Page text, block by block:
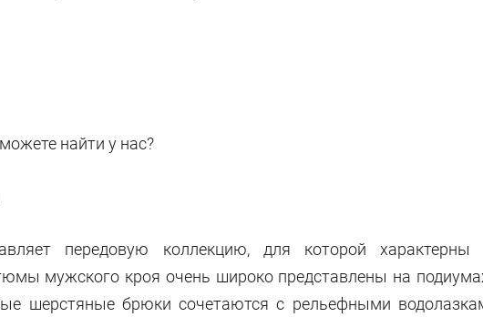
найти у нас?
передовую коллекцию, для которой
мужского кроя очень широко представлены на
шерстяные брюки сочетаются с рельефными